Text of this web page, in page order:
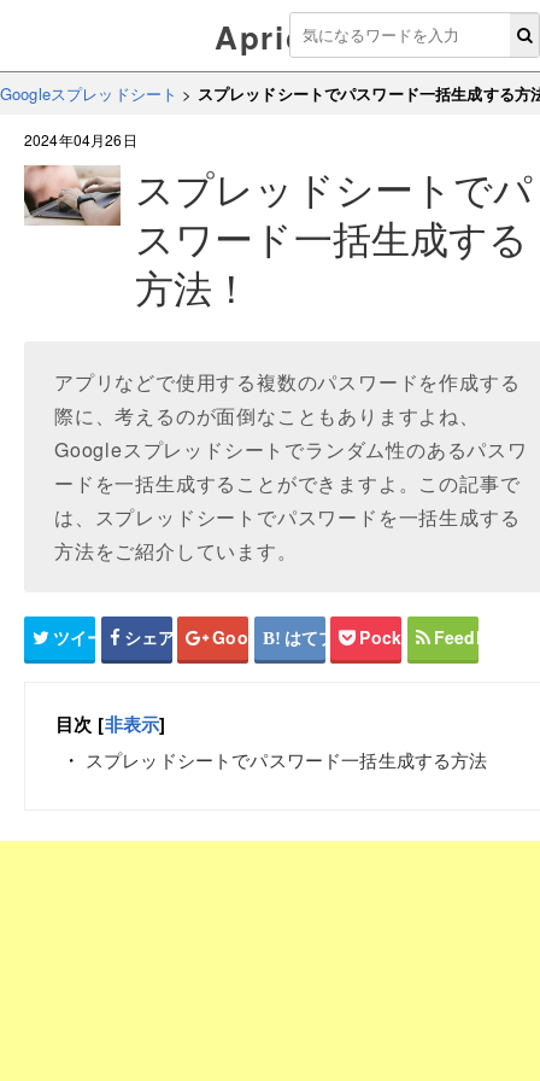
Aprico
Googleスプレッドシート > スプレッドシートでパスワード一括生成する方
2024年04月26日
スプレッドシートでパ
スワード一括生成する
方法！
アプリなどで使用する複数のパスワードを作成する
際に、考えるのが面倒なこともありますよね、
Googleスプレッドシートでランダム性のあるパスワ
ードを一括生成することができますよ。この記事で
は、スプレッドシートでパスワードを一括生成する
方法をご紹介しています。
ツイート シェア Google+ はてブ Pocket Feedly
目次 [非表示]
スプレッドシートでパスワード一括生成する方法